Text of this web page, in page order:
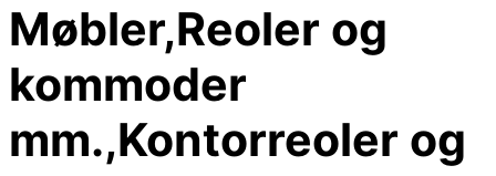
Møbler,Reoler og
kommoder
mm.,Kontorreoler og